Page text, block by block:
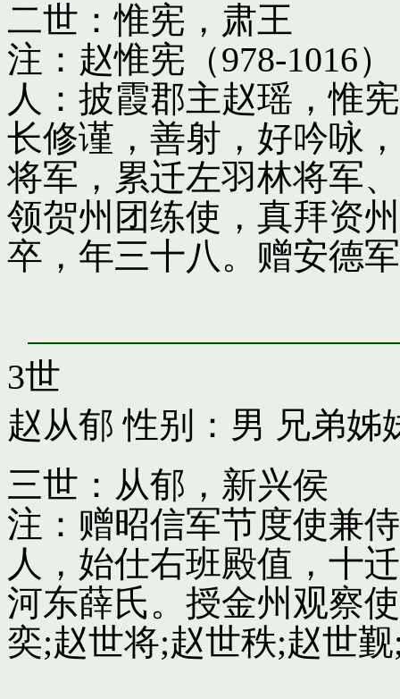
二世：惟宪，肃王
注：赵惟宪（978-1016
人：披霞郡主赵瑶，惟
长修谨，善射，好吟咏
将军，累迁左羽林将军
领贺州团练使，真拜资
卒，年三十八。赠安德
3世
赵从郁 性别：男 兄弟姊
三世：从郁，新兴侯
注：赠昭信军节度使兼
人，始仕右班殿值，十
河东薛氏。授金州观察
奕;赵世将;赵世秩;赵世